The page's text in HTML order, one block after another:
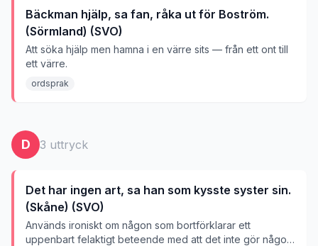
Bäckman hjälp, sa fan, råka ut för Boström.
(Sörmland) (SVO)
Att söka hjälp men hamna i en värre sits — från ett ont till
ett värre.
ordsprak
D 3 uttryck
Det har ingen art, sa han som kysste syster sin.
(Skåne) (SVO)
Används ironiskt om någon som bortförklarar ett
uppenbart felaktigt beteende med att det inte gör någon